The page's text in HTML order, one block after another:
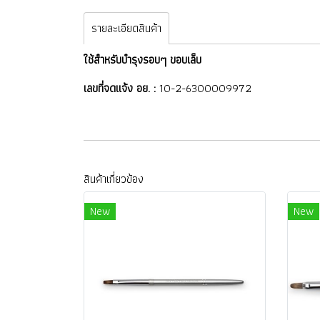
รายละเอียดสินค้า
ใช้สำหรับบำรุงรอบๆ ขอบเล็บ
เลขที่จดแจ้ง อย. : 10-2-6300009972
สินค้าเกี่ยวข้อง
New
New